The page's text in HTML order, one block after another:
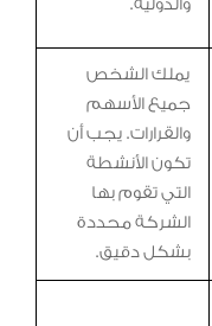
والدولية.
يملك الشخص
جميع الأسهم
والقرارات. يجب أن
تكون الأنشطة
التي تقوم بها
الشركة محددة
بشكل دقيق.